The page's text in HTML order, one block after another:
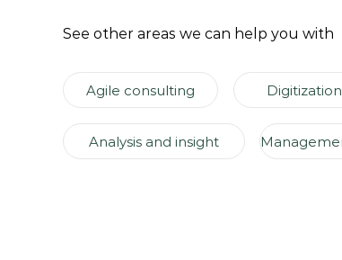
See other areas we can help you with
Agile consulting Digitization
Analysis and insight